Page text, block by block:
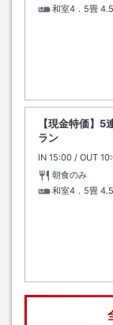
和室4．5畳
【現金特価】
ラン
IN チェックイン
15:00 / OUT チ
朝食のみ
和室4．5畳